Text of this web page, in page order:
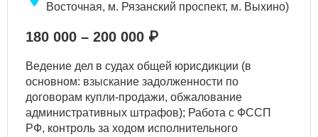
Восточная, м. Рязанский проспект, м. Выхино)
180 000 – 200 000 ₽
Ведение дел в судах общей юрисдикции (в
основном: взыскание задолженности по
договорам купли-продажи, обжалование
административных штрафов); Работа с ФССП
РФ, контроль за ходом исполнительного